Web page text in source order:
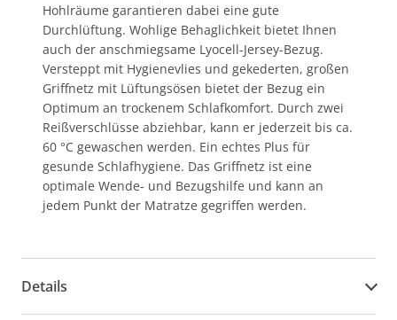
Hohlräume garantieren dabei eine gute
Durchlüftung. Wohlige Behaglichkeit bietet Ihnen
auch der anschmiegsame Lyocell-Jersey-Bezug.
Versteppt mit Hygienevlies und gekederten, großen
Griffnetz mit Lüftungsösen bietet der Bezug ein
Optimum an trockenem Schlafkomfort. Durch zwei
Reißverschlüsse abziehbar, kann er jederzeit bis ca.
60 °C gewaschen werden. Ein echtes Plus für
gesunde Schlafhygiene. Das Griffnetz ist eine
optimale Wende- und Bezugshilfe und kann an
jedem Punkt der Matratze gegriffen werden.
Details